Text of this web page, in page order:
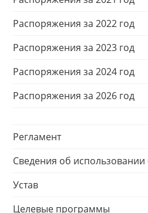
Распоряжения за 2022 год
Распоряжения за 2023 год
Распоряжения за 2024 год
Распоряжения за 2026 год
Регламент
Сведения об
Устав
Целевые программы